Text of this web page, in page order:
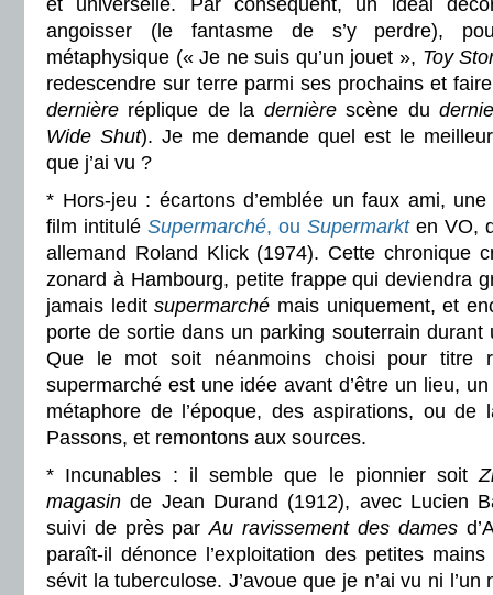
et universelle. Par conséquent, un idéal
angoisser (le fantasme de s’y perdre),
métaphysique (« Je ne suis qu’un jouet », Toy
redescendre sur terre parmi ses prochains et faire
dernière réplique de la dernièrescène du
Wide Shut). Je me demande quel est le
que j’ai vu ?
* Hors-jeu : écartons d’emblée un faux ami,
film intitulé Supermarché, ou Supermarkten VO,
allemand Roland Klick (1974). Cette chronique
zonard à Hambourg, petite frappe qui deviendra
jamais leditsupermarché mais uniquement, et
porte de sortie dans un parking souterrain durant
Que le mot soit néanmoins choisi pour titre
supermarché est une idée avant d’être un lieu,
métaphore de l’époque, des aspirations, ou
Passons, et remontons aux sources.
* Incunables : il semble que le pionnier soit
magasin de Jean Durand (1912), avec Lucien
suivi de près parAu ravissement des dames
paraît-il dénonce l’exploitation des petites
sévit la tuberculose. J’avoue que je n’ai vu ni l’un